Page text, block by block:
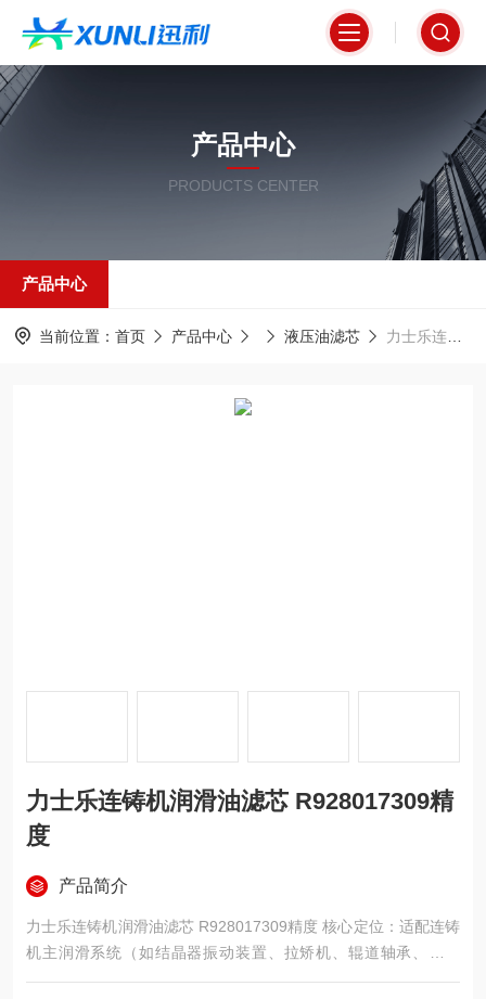
产品中心
PRODUCTS CENTER
产品中心
当前位置： 首页 产品中心 液压油滤芯 力士乐连铸机润滑油滤芯 R928017309精度
力士乐连铸机润滑油滤芯 R928017309精
度
产品简介
力士乐连铸机润滑油滤芯 R928017309精度 核心定位：适配连铸
机主润滑系统（如结晶器振动装置、拉矫机、辊道轴承、液压
站），拦截 1–25 μm 颗粒杂质，控制油液清洁度至 NAS 7 级以